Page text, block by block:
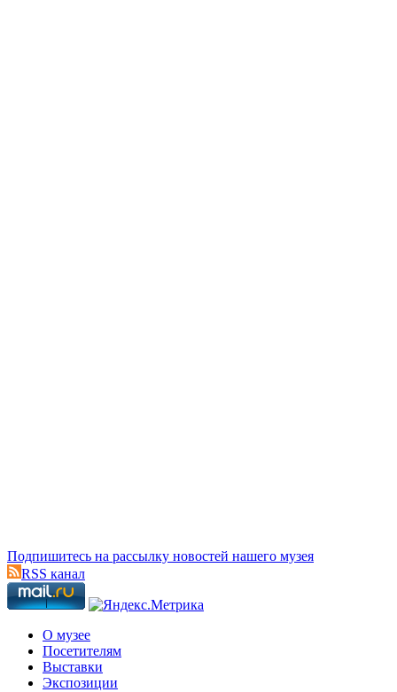
Подпишитесь на рассылку новостей нашего музея
RSS канал
О музее
Посетителям
Выставки
Экспозиции